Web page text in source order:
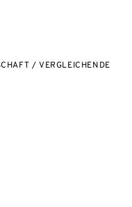
/ VERGLEICHENDE